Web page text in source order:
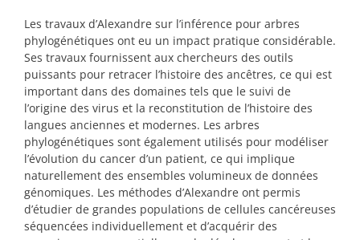
Les travaux d’Alexandre sur l’inférence pour arbres
phylogénétiques ont eu un impact pratique considérable.
Ses travaux fournissent aux chercheurs des outils
puissants pour retracer l’histoire des ancêtres, ce qui est
important dans des domaines tels que le suivi de
l’origine des virus et la reconstitution de l’histoire des
langues anciennes et modernes. Les arbres
phylogénétiques sont également utilisés pour modéliser
l’évolution du cancer d’un patient, ce qui implique
naturellement des ensembles volumineux de données
génomiques. Les méthodes d’Alexandre ont permis
d’étudier de grandes populations de cellules cancéreuses
séquencées individuellement et d’acquérir des